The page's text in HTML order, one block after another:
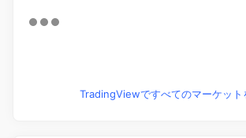
TradingViewですべてのマーケット